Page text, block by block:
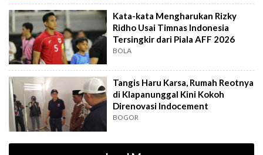
Kata-kata Mengharukan Rizky
Ridho Usai Timnas Indonesia
Tersingkir dari Piala AFF 2026
BOLA
Tangis Haru Karsa, Rumah Reotnya
di Klapanunggal Kini Kokoh
Direnovasi Indocement
BOGOR